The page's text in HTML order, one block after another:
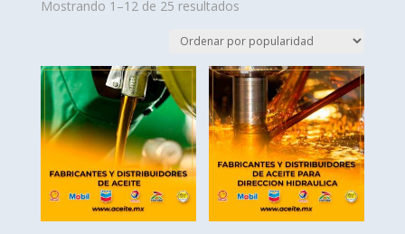
Mostrando 1–12 de 25 resultadosSorted
popularity